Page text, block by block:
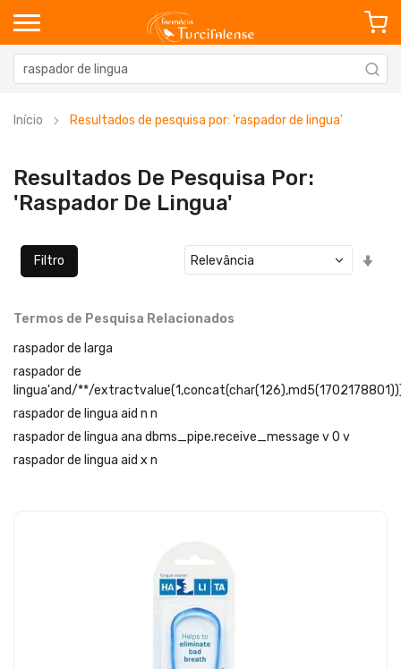
Início Resultados de pesquisa por: 'raspador de lingua'
Resultados De Pesquisa Por:
'raspador De Lingua'
Filtro
Termos de Pesquisa Relacionados
raspador de larga
raspador de
lingua'and/**/
raspador de lingua aid n n
raspador de lingua ana dbms_pipe.receive_message v 0 v
raspador de lingua aid x n